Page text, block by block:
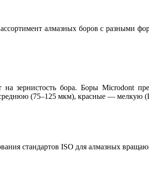
алмазных боров с разными
на зернистость бора. Боры Microdont
(75–125 мкм), красные — мелкую
стандартов ISO для алмазных